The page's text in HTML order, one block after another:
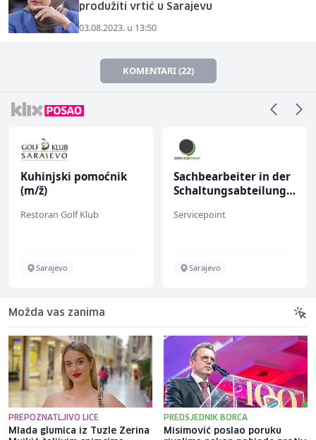
produžiti vrtić u Sarajevu
03.08.2023. u 13:50
KOMENTARI (22)
Kuhinjski pomoćnik
(m/ž)
Restoran Golf Klub
Sarajevo
Sachbearbeiter in der
Schaltungsabteilung
Servicepoint
Sarajevo
Možda vas zanima
PREPOZNATLJIVO LICE
Mlada glumica iz Tuzle Zerina
PREDSJEDNIK BORCA
Misimović poslao poruku